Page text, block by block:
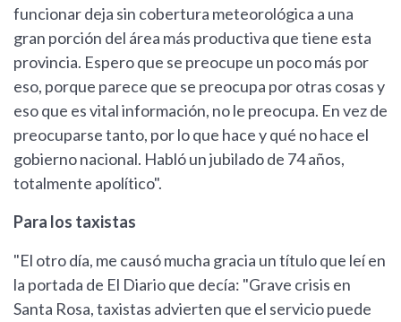
funcionar deja sin cobertura meteorológica a una
gran porción del área más productiva que tiene esta
provincia. Espero que se preocupe un poco más por
eso, porque parece que se preocupa por otras cosas y
eso que es vital información, no le preocupa. En vez de
preocuparse tanto, por lo que hace y qué no hace el
gobierno nacional. Habló un jubilado de 74 años,
totalmente apolítico".
Para los taxistas
"El otro día, me causó mucha gracia un título que leí en
la portada de El Diario que decía: "Grave crisis en
Santa Rosa, taxistas advierten que el servicio puede